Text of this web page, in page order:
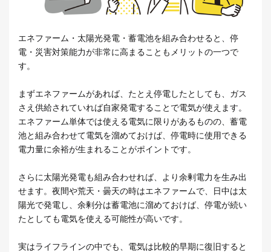
エネファーム・太陽光発電・蓄電池を組み合わせると、停
電・災害対策能力が非常に高まることもメリットの一つで
す。
まずエネファームがあれば、たとえ停電したとしても、ガス
さえ供給されていれば自家発電することで電気が使えます。
エネファーム単体では使える電気に限りがあるものの、蓄電
池と組み合わせて電気を溜めておけば、停電時に使用できる
電力量に余裕が生まれることがポイントです。
さらに太陽光発電も組み合わせれば、より余剰電力を生み出
せます。夜間や荒天・曇天の時はエネファームで、日中は太
陽光で発電し、余剰分は蓄電池に溜めておけば、停電が続い
たとしても電気を使える可能性が高いです。
実はライフラインの中でも、電気は比較的早期に復旧すると